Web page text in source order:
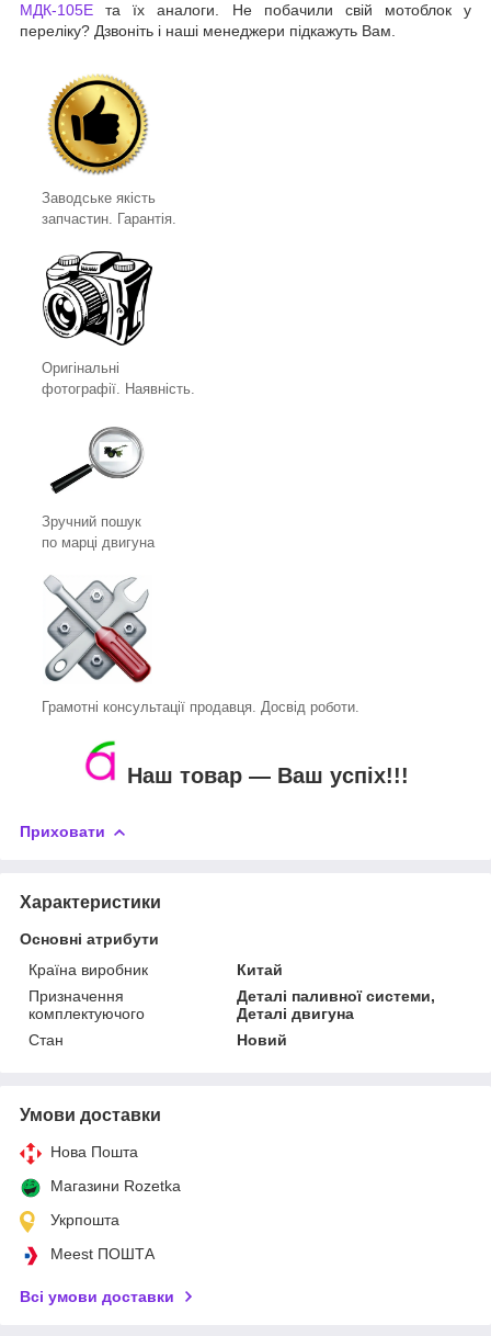
МДК-105Е та їх аналоги. Не побачили свій мотоблок у
переліку? Дзвоніть і наші менеджери підкажуть Вам.
Заводське якість
запчастин. Гарантія.
Оригінальні
фотографії. Наявність.
Зручний пошук
по марці двигуна
Грамотні консультації продавця. Досвід роботи.
Наш товар ― Ваш успіх!!!
Приховати
Характеристики
Основні атрибути
Країна виробник
Китай
Призначення
комплектуючого
Деталі паливної системи,
Деталі двигуна
Стан
Новий
Умови доставки
Нова Пошта
Магазини Rozetka
Укрпошта
Meest ПОШТА
Всі умови доставки